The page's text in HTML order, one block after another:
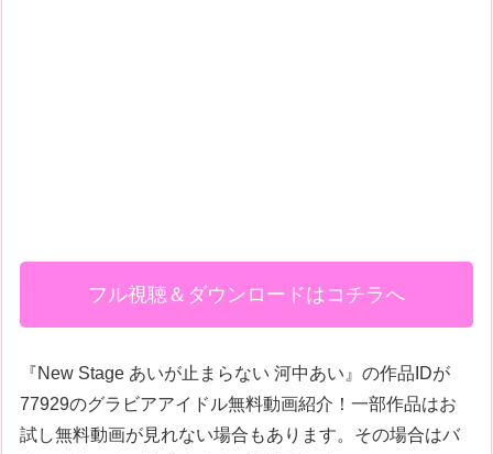
フル視聴＆ダウンロードはコチラへ
『New Stage あいが止まらない 河中あい』の作品IDが
77929のグラビアアイドル無料動画紹介！一部作品はお
試し無料動画が見れない場合もあります。その場合はバ